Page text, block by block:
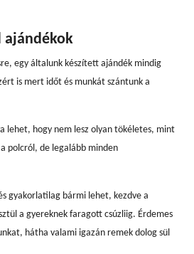
ajándékok
egy általunk készített ajándék mindig
is mert időt és munkát szántunk a
lehet, hogy nem lesz olyan tökéletes, mint
polcról, de legalább minden
gyakorlatilag bármi lehet, kezdve a
a gyereknek faragott csúzliig. Érdemes
hátha valami igazán remek dolog sül